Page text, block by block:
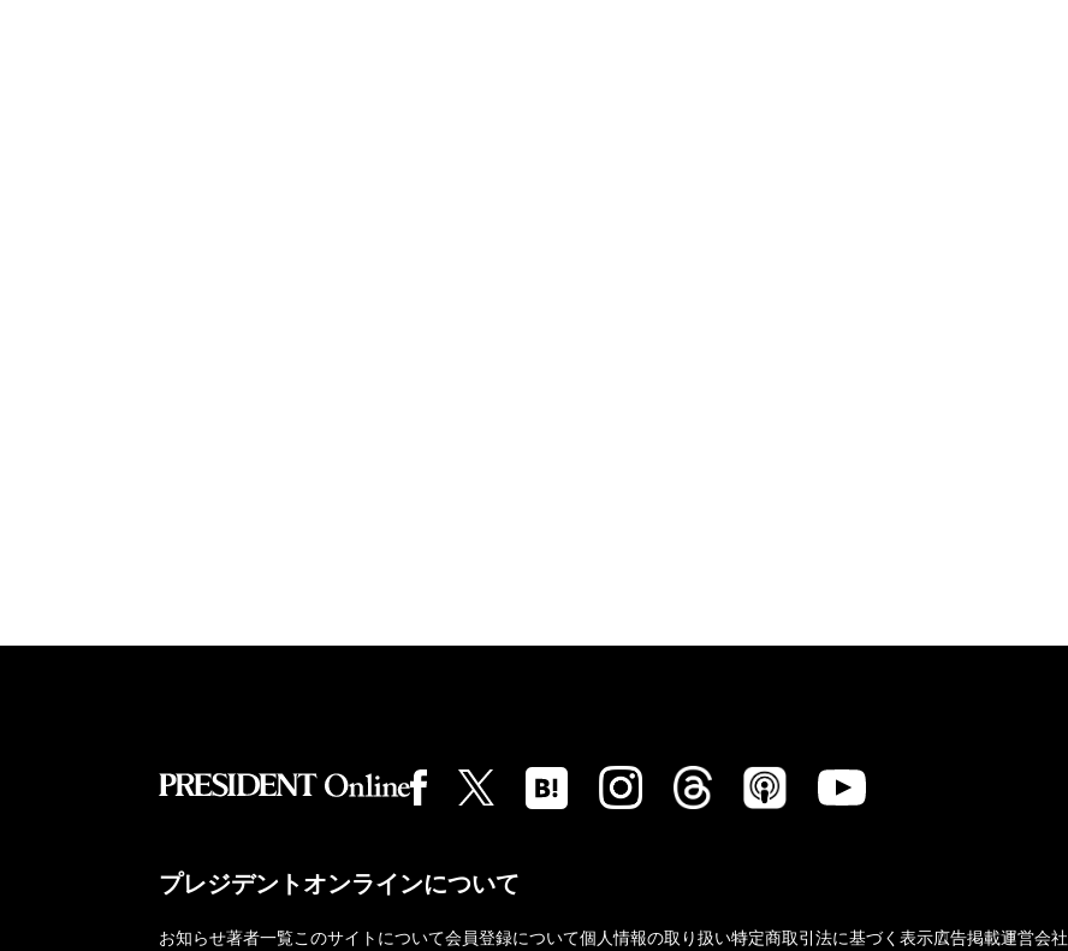
プレジデントオンラインについて
お知らせ著者一覧このサイトについて会員登録について個人情報の取り扱い特定商取引法に基づく表示広告掲載運営会社